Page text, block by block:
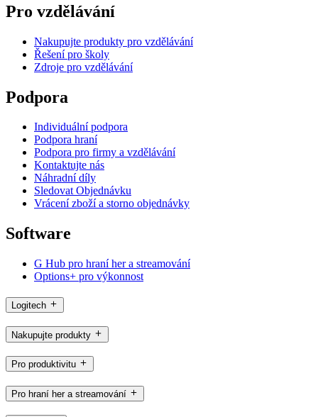
Pro vzdělávání
Nakupujte produkty pro vzdělávání
Řešení pro školy
Zdroje pro vzdělávání
Podpora
Individuální podpora
Podpora hraní
Podpora pro firmy a vzdělávání
Kontaktujte nás
Náhradní díly
Sledovat Objednávku
Vrácení zboží a storno objednávky
Software
G Hub pro hraní her a streamování
Options+ pro výkonnost
Logitech
Nakupujte produkty
Pro produktivitu
Pro hraní her a streamování